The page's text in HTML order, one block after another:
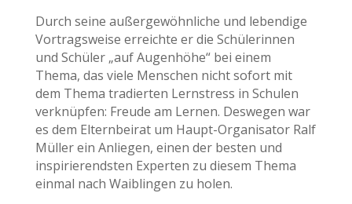
Durch seine außergewöhnliche und lebendige
Vortragsweise erreichte er die Schülerinnen
und Schüler „auf Augenhöhe“ bei einem
Thema, das viele Menschen nicht sofort mit
dem Thema tradierten Lernstress in Schulen
verknüpfen: Freude am Lernen. Deswegen war
es dem Elternbeirat um Haupt-Organisator Ralf
Müller ein Anliegen, einen der besten und
inspirierendsten Experten zu diesem Thema
einmal nach Waiblingen zu holen.